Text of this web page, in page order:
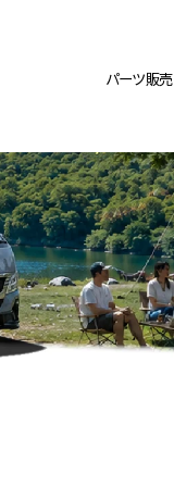
パーツ販売